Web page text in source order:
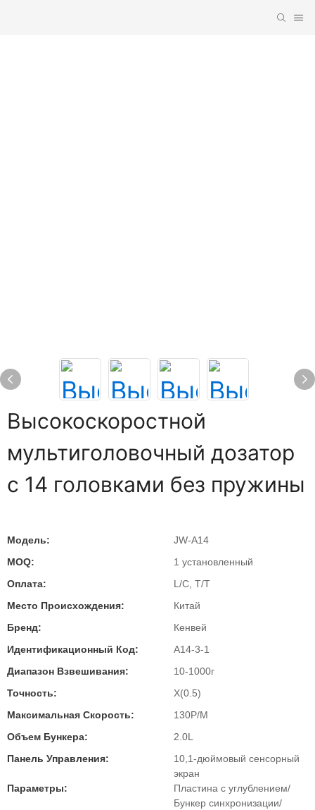
Высокоскоростной
мультиголовочный дозатор
с 14 головками без пружины
Модель:
JW-A14
MOQ:
1 установленный
Оплата:
L/C, T/T
Место Происхождения:
Китай
Бренд:
Кенвей
Идентификационный Код:
A14-3-1
Диапазон Взвешивания:
10-1000г
Точность:
X(0.5)
Максимальная Скорость:
130P/M
Объем Бункера:
2.0L
Панель Управления:
10,1-дюймовый сенсорный
экран
Параметры:
Пластина с углублением/
Бункер синхронизации/